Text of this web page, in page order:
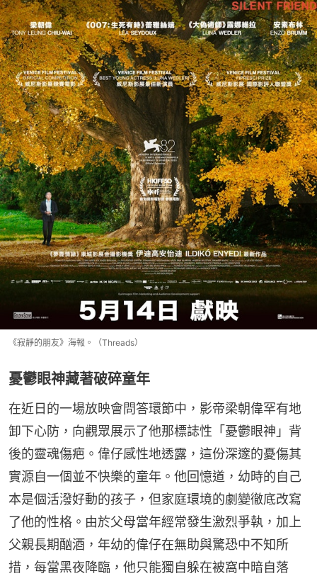
《寂靜的朋友》海報。（Threads）
憂鬱眼神藏著破碎童年
在近日的一場放映會問答環節中，影帝梁朝偉罕有地
卸下心防，向觀眾展示了他那標誌性「憂鬱眼神」背
後的靈魂傷疤。偉仔感性地透露，這份深邃的憂傷其
實源自一個並不快樂的童年。他回憶道，幼時的自己
本是個活潑好動的孩子，但家庭環境的劇變徹底改寫
了他的性格。由於父母當年經常發生激烈爭執，加上
父親長期酗酒，年幼的偉仔在無助與驚恐中不知所
措，每當黑夜降臨，他只能獨自躲在被窩中暗自落